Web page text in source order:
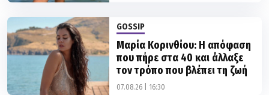
GOSSIP
Μαρία Κορινθίου: Η απόφαση
που πήρε στα 40 και άλλαξε
τον τρόπο που βλέπει τη ζωή
07.08.26 | 16:30